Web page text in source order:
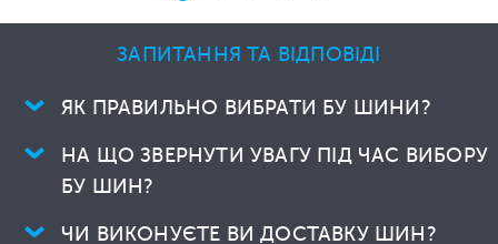
ЗАПИТАННЯ ТА ВІДПОВІДІ
ЯК ПРАВИЛЬНО ВИБРАТИ БУ ШИНИ?
НА ЩО ЗВЕРНУТИ УВАГУ ПІД ЧАС ВИБОРУ
БУ ШИН?
ЧИ ВИКОНУЄТЕ ВИ ДОСТАВКУ ШИН?